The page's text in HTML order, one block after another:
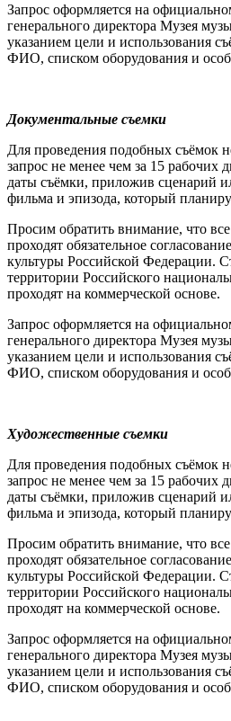
Запрос оформляется на
генерального директора Музея
указанием цели и использования
ФИО, списком оборудования и
Документальные съемки
Для проведения подобных съёмок
запрос не менее чем за 15 рабочих
даты съёмки, приложив сценарий
фильма и эпизода, который
Просим обратить внимание, что
проходят обязательное
культуры Российской Федерации.
территории Российского
проходят на коммерческой основе.
Запрос оформляется на
генерального директора Музея
указанием цели и использования
ФИО, списком оборудования и
Художественные съемки
Для проведения подобных съёмок
запрос не менее чем за 15 рабочих
даты съёмки, приложив сценарий
фильма и эпизода, который
Просим обратить внимание, что
проходят обязательное
культуры Российской Федерации.
территории Российского
проходят на коммерческой основе.
Запрос оформляется на
генерального директора Музея
указанием цели и использования
ФИО, списком оборудования и